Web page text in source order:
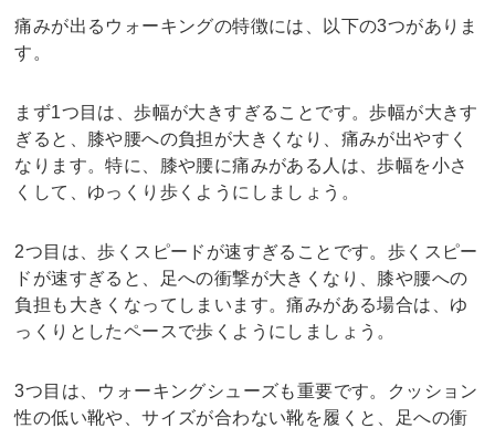
痛みが出るウォーキングの特徴には、以下の3つがありま
す。
まず1つ目は、歩幅が大きすぎることです。歩幅が大きす
ぎると、膝や腰への負担が大きくなり、痛みが出やすく
なります。特に、膝や腰に痛みがある人は、歩幅を小さ
くして、ゆっくり歩くようにしましょう。
2つ目は、歩くスピードが速すぎることです。歩くスピー
ドが速すぎると、足への衝撃が大きくなり、膝や腰への
負担も大きくなってしまいます。痛みがある場合は、ゆ
っくりとしたペースで歩くようにしましょう。
3つ目は、ウォーキングシューズも重要です。クッション
性の低い靴や、サイズが合わない靴を履くと、足への衝